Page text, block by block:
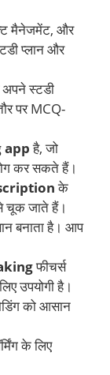
मैनेजमेंट, और
प्लान और
स्टडी
पर MCQ-
appहै, जो
कर सकते हैं।
के
चूक जाते हैं।
बनाता है। आप
फीचर्स
उपयोगी है।
को आसान
के लिए